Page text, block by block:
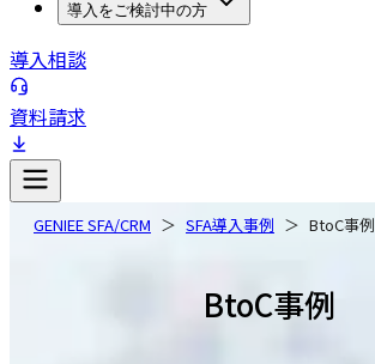
導入をご検討中の方
導入相談
資料請求
GENIEE SFA/CRM SFA導入事例 BtoC事例
BtoC事例